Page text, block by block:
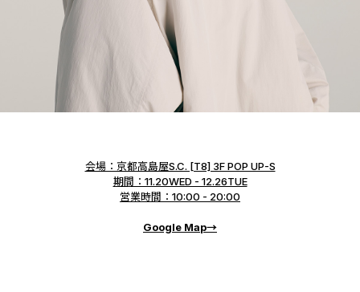
会場：京都高島屋S.C. [T8] 3F POP UP-S
期間：11.20WED - 12.26TUE
営業時間：10:00 - 20:00
Google Map→